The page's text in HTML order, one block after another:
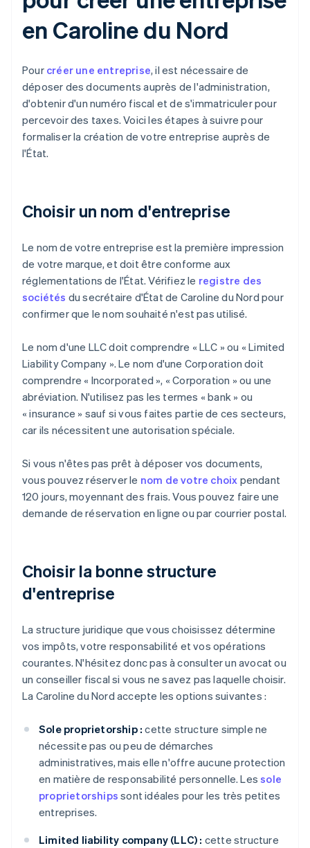
en Caroline du Nord
Pour créer une entreprise, il est nécessaire de
déposer des documents auprès de l'administration,
d'obtenir d'un numéro fiscal et de s'immatriculer pour
percevoir des taxes. Voici les étapes à suivre pour
formaliser la création de votre entreprise auprès de
l'État.
Choisir un nom d'entreprise
Le nom de votre entreprise est la première impression
de votre marque, et doit être conforme aux
réglementations de l'État. Vérifiez le registre des
sociétés du secrétaire d'État de Caroline du Nord pour
confirmer que le nom souhaité n'est pas utilisé.
Le nom d'une LLC doit comprendre « LLC » ou « Limited
Liability Company ». Le nom d'une Corporation doit
comprendre « Incorporated », « Corporation » ou une
abréviation. N'utilisez pas les termes « bank » ou
« insurance » sauf si vous faites partie de ces secteurs,
car ils nécessitent une autorisation spéciale.
Si vous n'êtes pas prêt à déposer vos documents,
vous pouvez réserver le nom de votre choix pendant
120 jours, moyennant des frais. Vous pouvez faire une
demande de réservation en ligne ou par courrier postal.
Choisir la bonne structure
d'entreprise
La structure juridique que vous choisissez détermine
vos impôts, votre responsabilité et vos opérations
courantes. N'hésitez donc pas à consulter un avocat ou
un conseiller fiscal si vous ne savez pas laquelle choisir.
La Caroline du Nord accepte les options suivantes :
Sole proprietorship : cette structure simple ne
nécessite pas ou peu de démarches
administratives, mais elle n'offre aucune protection
en matière de responsabilité personnelle. Lessole
proprietorships sont idéales pour les très petites
entreprises.
Limited liability company (LLC) : cette structure